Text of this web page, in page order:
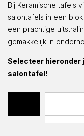
Bij Keramische tafels
salontafels in een
een prachtige
gemakkelijk in
Selecteer hieronder
salontafel!